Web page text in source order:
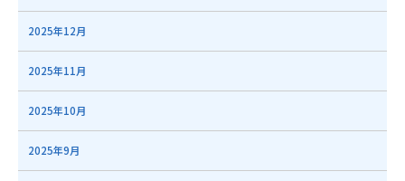
2025年12月
2025年11月
2025年10月
2025年9月